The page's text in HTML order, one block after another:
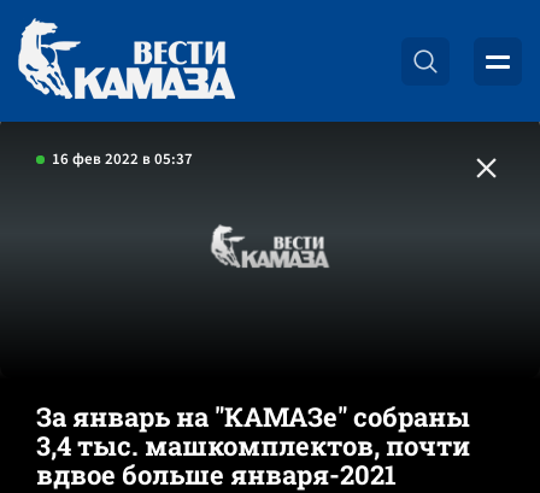
16 фев 2022 в 05:37
За январь на "КАМАЗе" собраны
3,4 тыс. машкомплектов, почти
вдвое больше января-2021